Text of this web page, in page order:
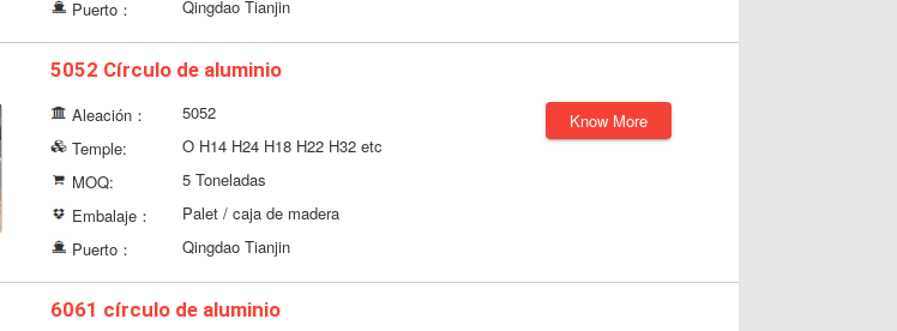
Puerto：
Qingdao Tianjin
5052 Círculo de aluminio
Aleación：
5052
Temple:
O H14 H24 H18 H22 H32 etc
MOQ:
5 Toneladas
Embalaje：
Palet / caja de madera
Puerto：
Qingdao Tianjin
Know More
6061 círculo de aluminio